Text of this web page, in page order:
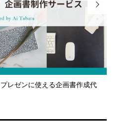
デザインの単発依頼からトータ
